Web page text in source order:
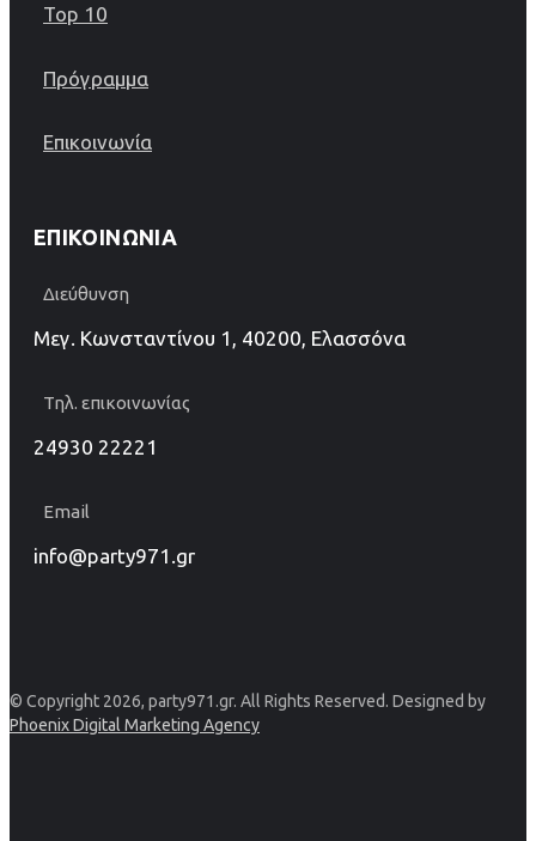
Top 10
Πρόγραμμα
Επικοινωνία
ΕΠΙΚΟΙΝΩΝΊΑ
Διεύθυνση
Μεγ. Κωνσταντίνου 1, 40200, Ελασσόνα
Τηλ. επικοινωνίας
24930 22221
Email
info@party971.gr
© Copyright 2026, party971.gr. All Rights Reserved. Designed by
Phoenix Digital Marketing Agency